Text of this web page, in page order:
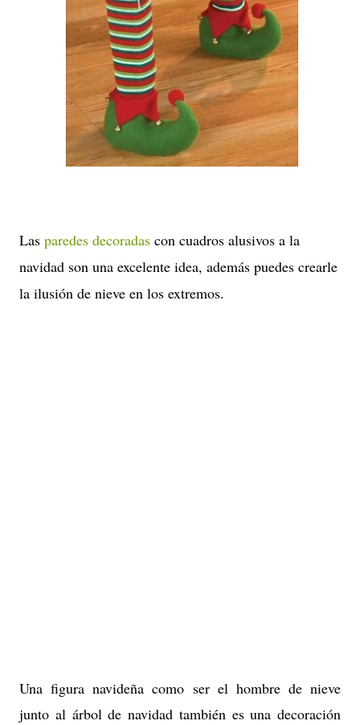
Las paredes decoradas con cuadros alusivos a la
navidad son una excelente idea, además puedes crearle
la ilusión de nieve en los extremos.
Una figura navideña como ser el hombre de nieve
junto al árbol de navidad también es una decoración